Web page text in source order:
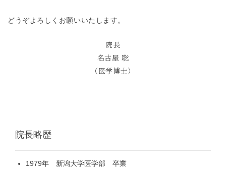
どうぞよろしくお願いいたします。
院長
名古屋 聡
（医学博士）
院長略歴
1979年 新潟大学医学部 卒業